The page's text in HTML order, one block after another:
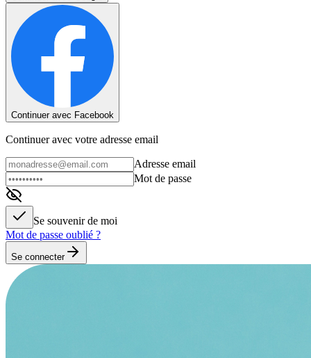
Continuer avec Facebook
Continuer avec votre adresse email
Adresse email
Mot de passe
Se souvenir de moi
Mot de passe oublié ?
Se connecter